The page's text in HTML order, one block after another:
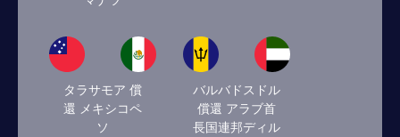
タラサモア 償
還 メキシコペ
ソ
バルバドスドル
償還 アラブ首
長国連邦ディル